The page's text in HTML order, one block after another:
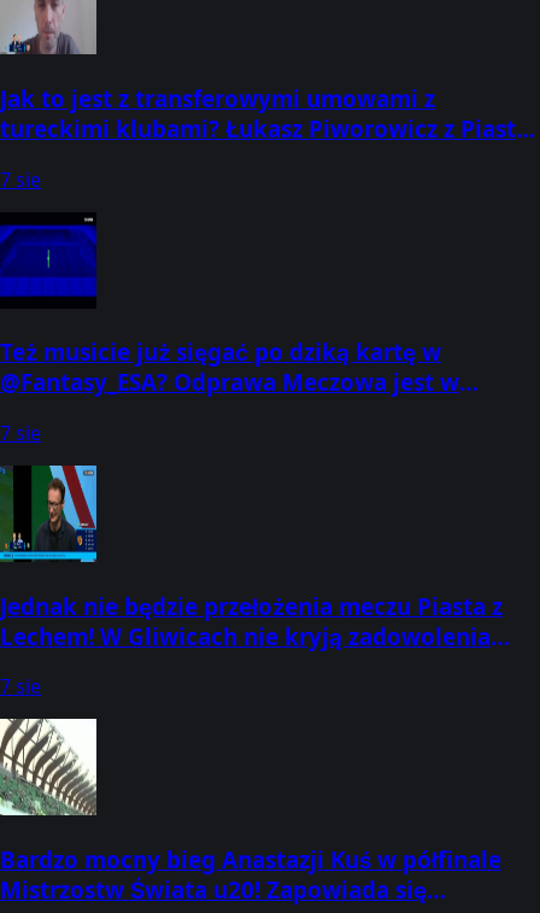
Jak to jest z transferowymi umowami z
tureckimi klubami? Łukasz Piworowicz z Piasta
7 sie
Też musicie już sięgać po dziką kartę w
@Fantasy_ESA? Odprawa Meczowa jest w
7 sie
Jednak nie będzie przełożenia meczu Piasta z
Lechem! W Gliwicach nie kryją zadowolenia
7 sie
Bardzo mocny bieg Anastazji Kuś w półfinale
Mistrzostw Świata u20! Zapowiada się